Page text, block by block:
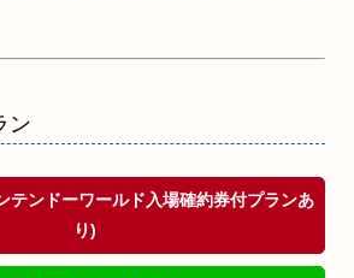
ン
テンドーワールド入場確約券付プランあ
り)